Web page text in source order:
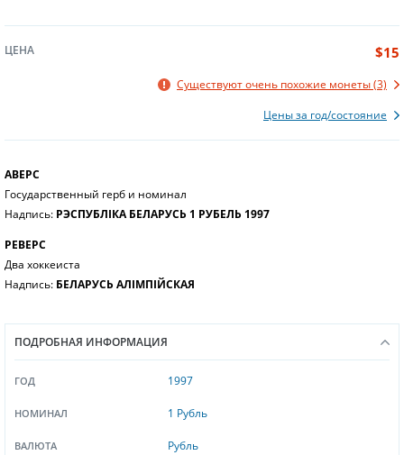
ЦЕНА $15
Существуют очень похожие монеты (3)
Цены за год/состояние
АВЕРС
Государственный герб и номинал
Надпись: РЭСПУБЛІКА БЕЛАРУСЬ 1 РУБЕЛЬ 1997
РЕВЕРС
Два хоккеиста
Надпись: БЕЛАРУСЬ АЛІМПІЙСКАЯ
ПОДРОБНАЯ ИНФОРМАЦИЯ
ГОД 1997
НОМИНАЛ 1 Рубль
ВАЛЮТА Рубль